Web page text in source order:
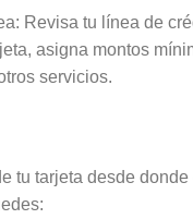
Revisa tu línea de
asigna montos
servicios.
tu tarjeta desde donde